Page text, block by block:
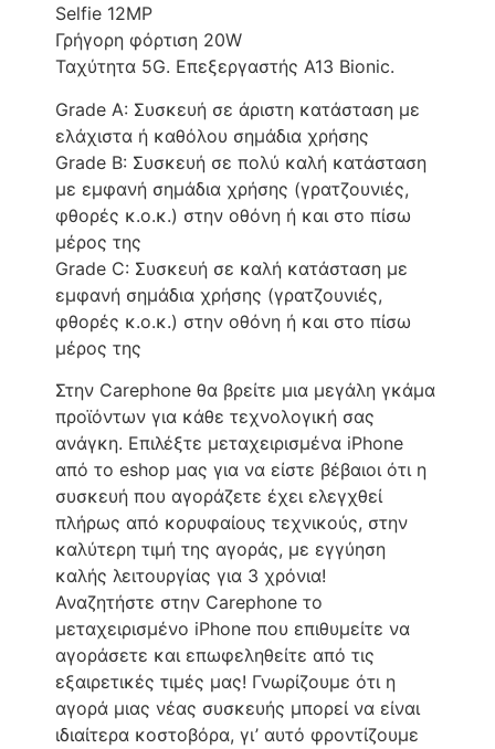
Selfie 12MP
Γρήγορη φόρτιση 20W
Ταχύτητα 5G. Επεξεργαστής A13 Bionic.
Grade A: Συσκευή σε άριστη κατάσταση με
ελάχιστα ή καθόλου σημάδια χρήσης
Grade B: Συσκευή σε πολύ καλή κατάσταση
με εμφανή σημάδια χρήσης (γρατζουνιές,
φθορές κ.ο.κ.) στην οθόνη ή και στο πίσω
μέρος της
Grade C: Συσκευή σε καλή κατάσταση με
εμφανή σημάδια χρήσης (γρατζουνιές,
φθορές κ.ο.κ.) στην οθόνη ή και στο πίσω
μέρος της
Στην Carephone θα βρείτε μια μεγάλη γκάμα
προϊόντων για κάθε τεχνολογική σας
ανάγκη. Επιλέξτε μεταχειρισμένα iPhone
από το eshop μας για να είστε βέβαιοι ότι η
συσκευή που αγοράζετε έχει ελεγχθεί
πλήρως από κορυφαίους τεχνικούς, στην
καλύτερη τιμή της αγοράς, με εγγύηση
καλής λειτουργίας για 3 χρόνια!
Αναζητήστε στην Carephone το
μεταχειρισμένο iPhone που επιθυμείτε να
αγοράσετε και επωφεληθείτε από τις
εξαιρετικές τιμές μας! Γνωρίζουμε ότι η
αγορά μιας νέας συσκευής μπορεί να είναι
ιδιαίτερα κοστοβόρα, γι’ αυτό φροντίζουμε